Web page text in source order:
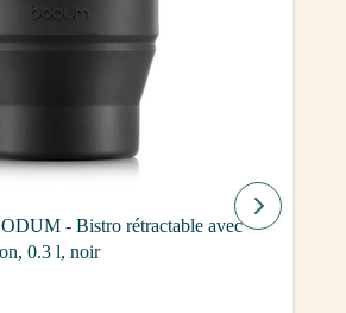
- Bistro rétractable avec
0.3 l, noir